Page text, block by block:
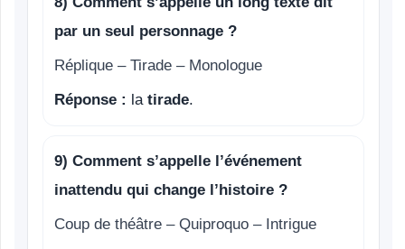
par un seul personnage ?
Réplique – Tirade – Monologue
Réponse : la tirade.
9) Comment s’appelle l’événement
inattendu qui change l’histoire ?
Coup de théâtre – Quiproquo – Intrigue